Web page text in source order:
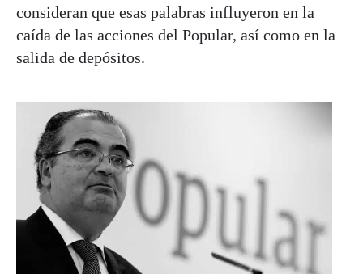
consideran que esas palabras influyeron en la
caída de las acciones del Popular, así como en la
salida de depósitos.